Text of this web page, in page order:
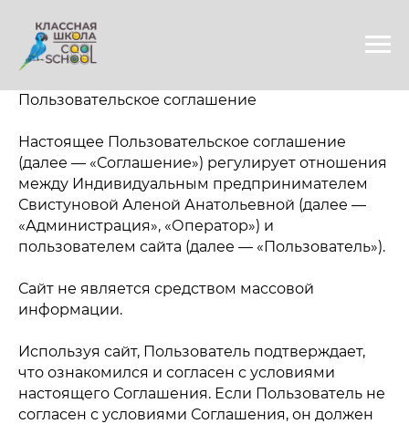
Пользовательское соглашение
Настоящее Пользовательское соглашение
(далее — «Соглашение») регулирует отношения
между Индивидуальным предпринимателем
Свистуновой Аленой Анатольевной (далее —
«Администрация», «Оператор») и
пользователем сайта (далее — «Пользователь»).
Сайт не является средством массовой
информации.
Используя сайт, Пользователь подтверждает,
что ознакомился и согласен с условиями
настоящего Соглашения. Если Пользователь не
согласен с условиями Соглашения, он должен